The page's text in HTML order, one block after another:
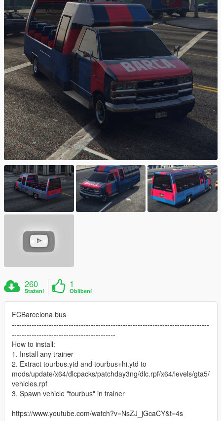
260
Stažení
1
Oblíbení
FCBarcelona bus
--------------------------------------------------------------------------------
------------------------------------------
How to install:
1. Install any trainer
2. Extract tourbus.ytd and tourbus+hi.ytd to
mods/update/x64/dlcpacks/patchday3ng/dlc.rpf/x64/levels/gta5/
vehicles.rpf
3. Spawn vehicle "tourbus" in trainer
https://www.youtube.com/watch?v=NsZJ_jGcaCY&t=4s